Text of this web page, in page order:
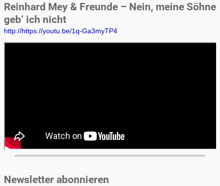
Reinhard Mey & Freunde – Nein, meine Söhne
geb‘ ich nicht
http://https://youtu.be/1q-Ga3myTP4
Newsletter abonnieren